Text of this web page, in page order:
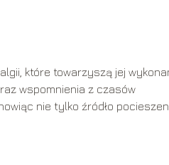
które towarzyszą jej
wspomnienia z czasów
nie tylko źródło